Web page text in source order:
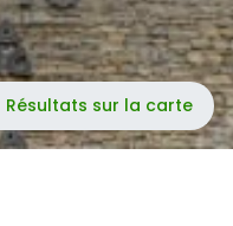
Résultats sur la carte